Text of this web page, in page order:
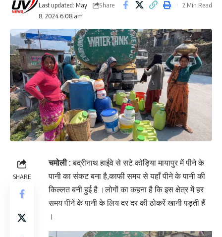
Last updated: May
8, 2024 6:08 am
Share
2 Min Read
SHARE
चमोली :बद्रीनाथ हाईवे से सटे कोड़िया मायापुर में पीने के
पानी का संकट बना है,काफी समय से यहाँ पीने के पानी की
किल्लत बनी हुई है ।लोगों का कहना है कि इस क्षेत्र में हर
समय पीने के पानी के लिय दर दर की ठोकरें खानी पड़ती हैं
।